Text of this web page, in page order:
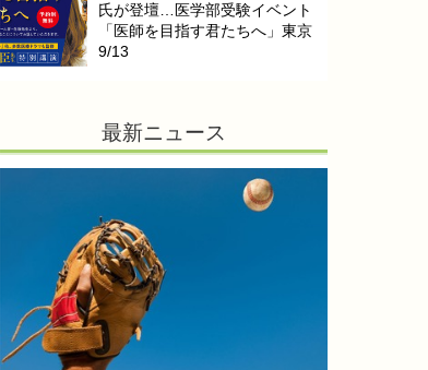
氏が登壇…医学部受験イベント
「医師を目指す君たちへ」東京
9/13
最新ニュース